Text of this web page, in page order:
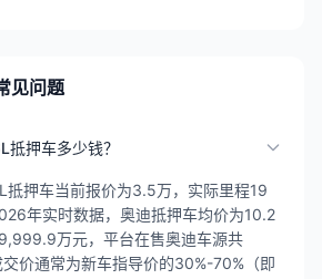
见问题
押车多少钱？
抵押车当前报价为3.5万，实际里程19
年实时数据，奥迪抵押车均价为10.2
万元，平台在售奥迪车源共
价通常为新车指导价的30%-70%（即